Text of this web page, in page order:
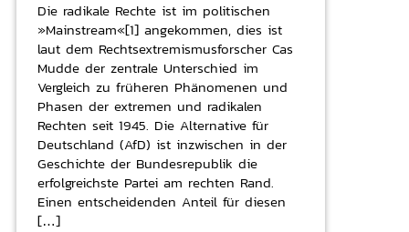
Die radikale Rechte ist im politischen
»Mainstream«[1] angekommen, dies ist
laut dem Rechtsextremismusforscher Cas
Mudde der zentrale Unterschied im
Vergleich zu früheren Phänomenen und
Phasen der extremen und radikalen
Rechten seit 1945. Die Alternative für
Deutschland (AfD) ist inzwischen in der
Geschichte der Bundesrepublik die
erfolgreichste Partei am rechten Rand.
Einen entscheidenden Anteil für diesen
[…]